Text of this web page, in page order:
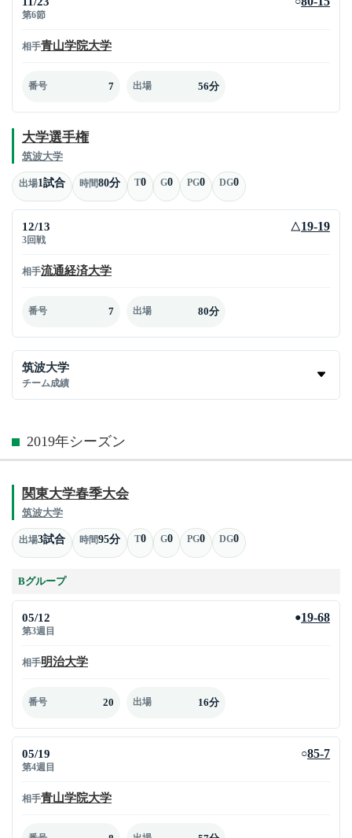
第6節
相手青山学院大学
番号 7 出場 56分
大学選手権
筑波大学
出場1試合 時間80分 T0 G0 PG0 DG0
12/13
3回戦
△19-19
相手流通経済大学
番号 7 出場 80分
筑波大学
チーム成績
2019年シーズン
関東大学春季大会
筑波大学
出場3試合 時間95分 T0 G0 PG0 DG0
Bグループ
05/12
第3週目
●19-68
相手明治大学
番号 20 出場 16分
05/19
第4週目
○85-7
相手青山学院大学